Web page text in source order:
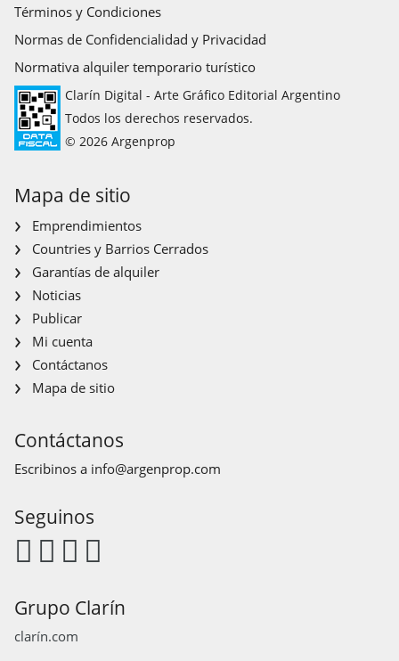
Términos y Condiciones
Normas de Confidencialidad y Privacidad
Normativa alquiler temporario turístico
Clarín Digital - Arte Gráfico Editorial Argentino
Todos los derechos reservados.
© 2026 Argenprop
Mapa de sitio
Emprendimientos
Countries y Barrios Cerrados
Garantías de alquiler
Noticias
Publicar
Mi cuenta
Contáctanos
Mapa de sitio
Contáctanos
Escribinos a info@argenprop.com
Seguinos
Grupo Clarín
clarín.com